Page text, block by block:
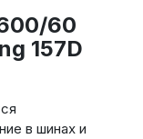
60
157D
в шинах и